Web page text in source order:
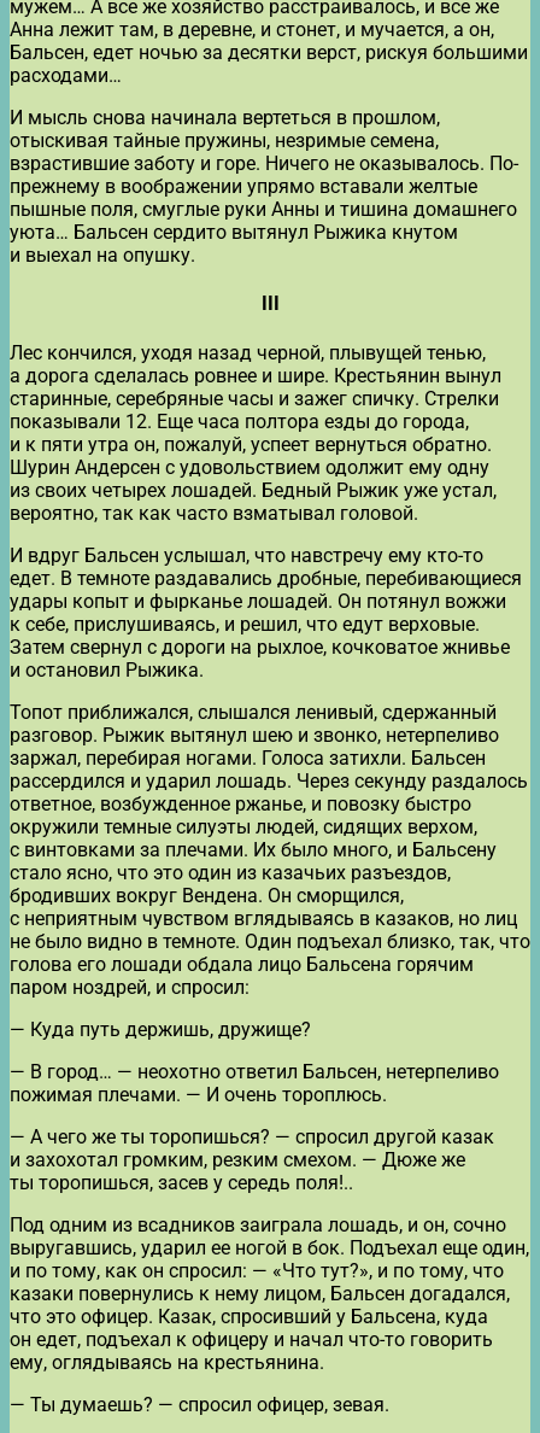
мужем… А все же хозяйство расстраивалось, и все же
Анна лежит там, в деревне, и стонет, и мучается, а он,
Бальсен, едет ночью за десятки верст, рискуя большими
расходами…
И мысль снова начинала вертеться в прошлом,
отыскивая тайные пружины, незримые семена,
взрастившие заботу и горе. Ничего не оказывалось. По-
прежнему в воображении упрямо вставали желтые
пышные поля, смуглые руки Анны и тишина домашнего
уюта… Бальсен сердито вытянул Рыжика кнутом
и выехал на опушку.
Лес кончился, уходя назад черной, плывущей тенью,
а дорога сделалась ровнее и шире. Крестьянин вынул
старинные, серебряные часы и зажег спичку. Стрелки
показывали 12. Еще часа полтора езды до города,
и к пяти утра он, пожалуй, успеет вернуться обратно.
Шурин Андерсен с удовольствием одолжит ему одну
из своих четырех лошадей. Бедный Рыжик уже устал,
вероятно, так как часто взматывал головой.
И вдруг Бальсен услышал, что навстречу ему кто-то
едет. В темноте раздавались дробные, перебивающиеся
удары копыт и фырканье лошадей. Он потянул вожжи
к себе, прислушиваясь, и решил, что едут верховые.
Затем свернул с дороги на рыхлое, кочковатое жнивье
и остановил Рыжика.
Топот приближался, слышался ленивый, сдержанный
разговор. Рыжик вытянул шею и звонко, нетерпеливо
заржал, перебирая ногами. Голоса затихли. Бальсен
рассердился и ударил лошадь. Через секунду раздалось
ответное, возбужденное ржанье, и повозку быстро
окружили темные силуэты людей, сидящих верхом,
с винтовками за плечами. Их было много, и Бальсену
стало ясно, что это один из казачьих разъездов,
бродивших вокруг Вендена. Он сморщился,
с неприятным чувством вглядываясь в казаков, но лиц
не было видно в темноте. Один подъехал близко, так, что
голова его лошади обдала лицо Бальсена горячим
паром ноздрей, и спросил:
— Куда путь держишь, дружище?
— В город… — неохотно ответил Бальсен, нетерпеливо
пожимая плечами. — И очень тороплюсь.
— А чего же ты торопишься? — спросил другой казак
и захохотал громким, резким смехом. — Дюже же
ты торопишься, засев у середь поля!..
Под одним из всадников заиграла лошадь, и он, сочно
выругавшись, ударил ее ногой в бок. Подъехал еще один,
и по тому, как он спросил: — «Что тут?», и по тому, что
казаки повернулись к нему лицом, Бальсен догадался,
что это офицер. Казак, спросивший у Бальсена, куда
он едет, подъехал к офицеру и начал что-то говорить
ему, оглядываясь на крестьянина.
— Ты думаешь? — спросил офицер, зевая.